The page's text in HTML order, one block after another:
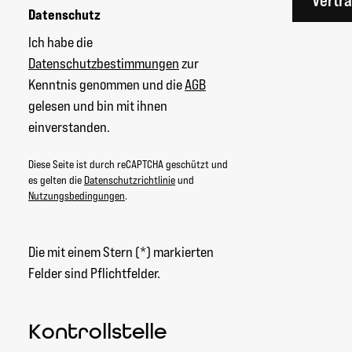
Datenschutz
Ich habe die
Datenschutzbestimmungenzur
Kenntnis genommen und dieAGB
gelesen und bin mit ihnen
einverstanden.
Diese Seite ist durch reCAPTCHA geschützt und
es gelten die Datenschutzrichtlinieund
Nutzungsbedingungen.
Die mit einem Stern (*) markierten
Felder sind Pflichtfelder.
Kontrollstelle